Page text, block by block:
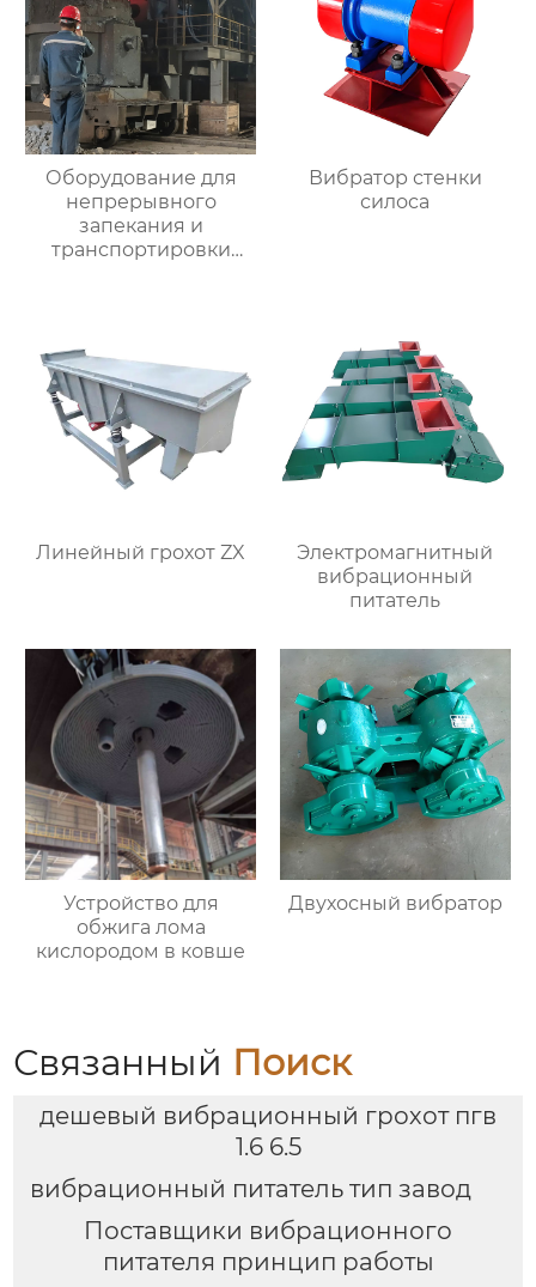
Оборудование для
непрерывного
запекания и
транспортировки
Вибратор стенки
силоса
Линейный грохот ZX
Электромагнитный
вибрационный
питатель
Устройство для
обжига лома
кислородом в ковше
Двухосный вибратор
Связанный Поиск
дешевый вибрационный грохот пгв
1.6 6.5
вибрационный питатель тип завод
Поставщики вибрационного
питателя принцип работы